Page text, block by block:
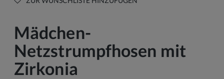
Mädchen-
Netzstrumpfhosen mit
Zirkonia